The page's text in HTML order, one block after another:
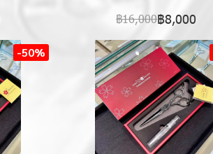
฿16,000฿8,000
-50%